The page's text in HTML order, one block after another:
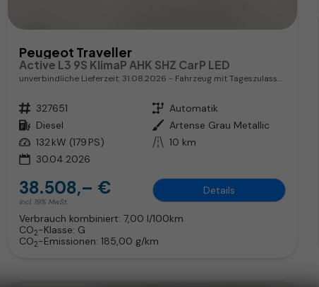
Peugeot Traveller
Active L3 9S KlimaP AHK SHZ CarP LED
unverbindliche Lieferzeit:31.08.2026 Fahrzeug mit Tageszulassung
Fahrzeugnr. 327651 Getriebe Automatik
Kraftstoff Diesel Außenfarbe Artense Grau Metallic
Leistung 132 kW (179 PS) Kilometerstand 10 km
30.04.2026
38.508,– €
incl. 19% MwSt.
Details
Verbrauch kombiniert: 7,00 l/100km
CO2-Klasse: G
CO2-Emissionen: 185,00 g/km